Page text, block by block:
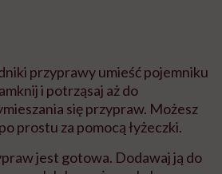
przyprawy umieść pojemniku
i potrząsaj aż do
się przypraw. Możesz
prostu za pomocą łyżeczki.
jest gotowa. Dodawaj ją do